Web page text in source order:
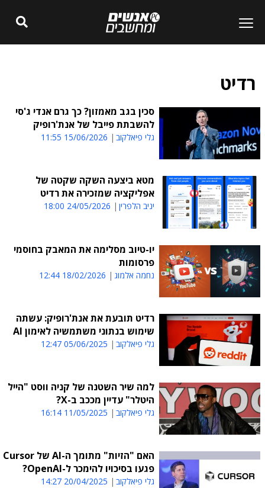
רדיט
סכין בגב מאמזון? כך גרם אנדי ג'סי
להשבתת פייבל של אנת'רופיק
גלי פיאלקוב 15/06/2026 11:55
מטא ביצעה השקה שקטה של
אפליקציה שמזכירה את רדיט
יניב הלפרין 24/05/2026 18:00
יו-טיוב מסלימה את המאבק בחוסמי
פרסומות
נחמה אלמוג 18/02/2026 12:44
רדיט תובעת את אנת'רופיק: עשתה
שימוש בנתוני משתמשיה לאימון AI
גלי פיאלקוב 05/06/2025 12:47
למה שיר השטנה של קניה ווסט "הייל
היטלר" עדיין מככב ב-X?
גלי פיאלקוב 11/05/2025 16:14
האם "הזיות" מתומך ה-AI של Cursor
פגעו בסיכויו להימכר ל-OpenAI?
גלי פיאלקוב 20/04/2025 14:27